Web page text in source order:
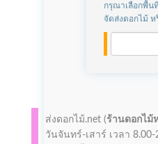
กรุณาเลือกพื้น
จัดส่งดอกไม้ ห
ส่งดอกไม้.net (ร้านดอกไม้
วันจันทร์-เสาร์ เวลา 8.00-